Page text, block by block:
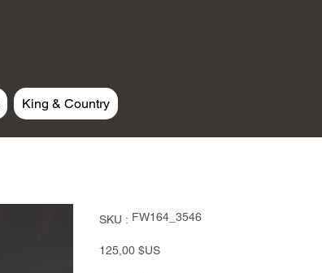
King & Country
SKU : SKU
FW164_3546
FW164_3546
Prix
125,00 $US